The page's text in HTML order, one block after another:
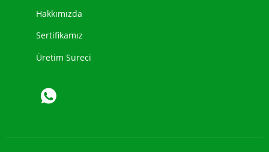
Hakkımızda
Sertifikamız
Üretim Süreci